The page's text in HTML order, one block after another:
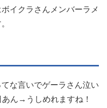
イクラさんメンバーラメ
な言いでゲーラさん泣い
ん→うしめれますね！